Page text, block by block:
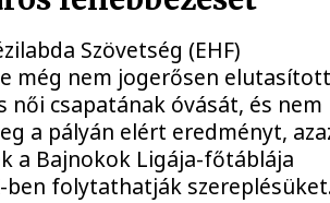
Szövetség (EHF)
még nem jogerősen
női csapatának óvását, és nem
a pályán elért eredményt,
a Bajnokok Ligája-főtáblája
ben folytathatják